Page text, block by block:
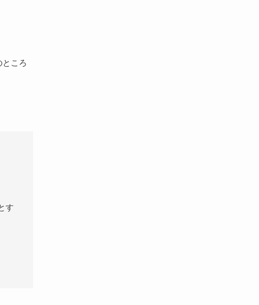
ころ
す